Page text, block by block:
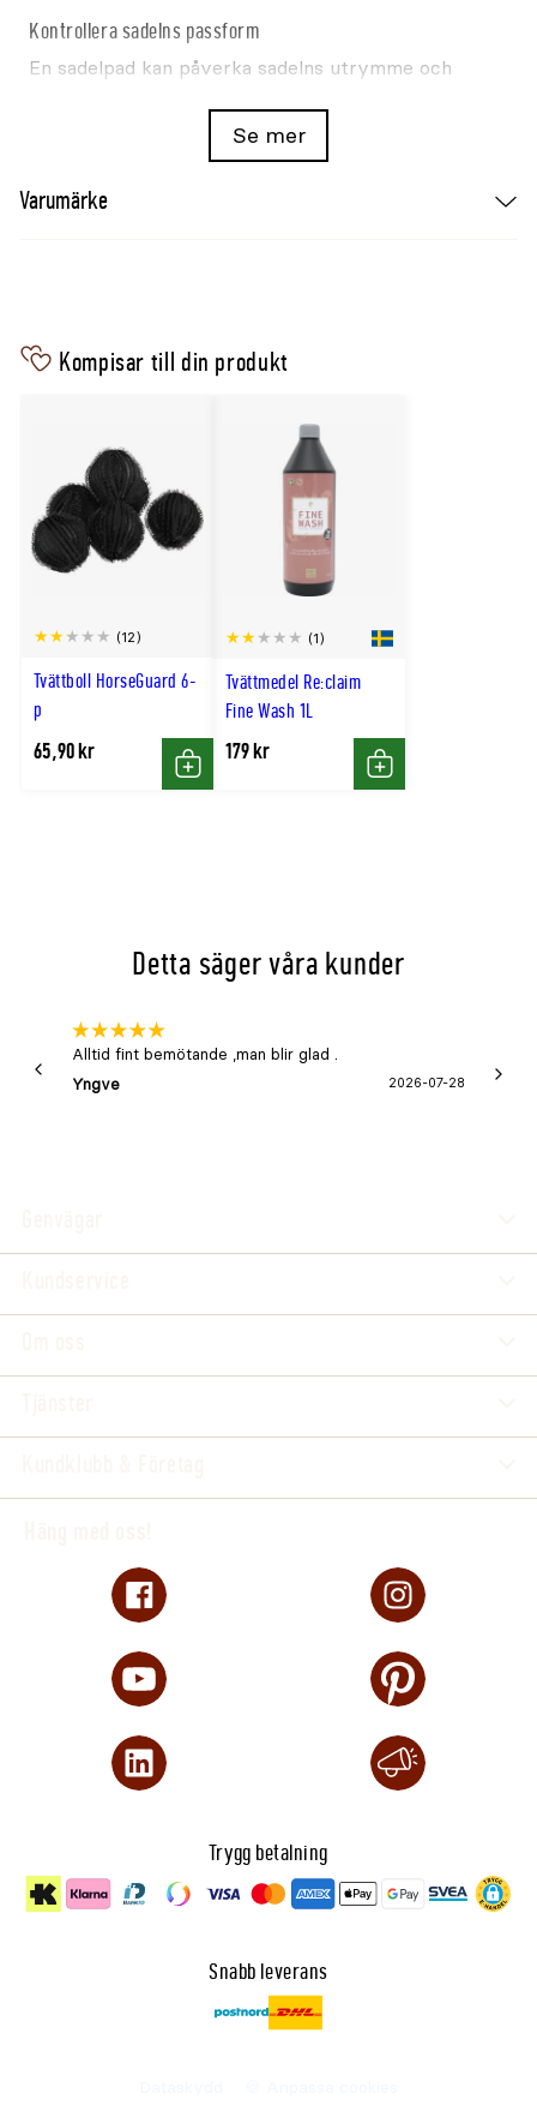
Kontrollera sadelns passform
En sadelpad kan påverka sadelns utrymme och
ligger balanserat och att det finns tillräcklig frihet
över manke och ryggrad.
Varumärke
Färg
Svart/natur
Full
Se mer
Varumärke
Kompisar till din produkt
Tvättboll HorseGuard 6-
p
(12)
65,90 kr
Köp
Tvättmedel Re:claim
Fine Wash 1L
(1)
179 kr
Köp
Detta säger våra kunder
Alltid fint bemötande ,man blir glad .
Yngve
2026-07-28
Trygg betalning
Snabb leverans